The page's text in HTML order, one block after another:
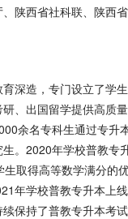
陕西省社科联、陕西
深造，专门设立了学
、出国留学提供高质
余名专科生通过专升
。2020年学校普教专
取得高等数学满分的
年学校普教专升本上
保持了普教专升本考